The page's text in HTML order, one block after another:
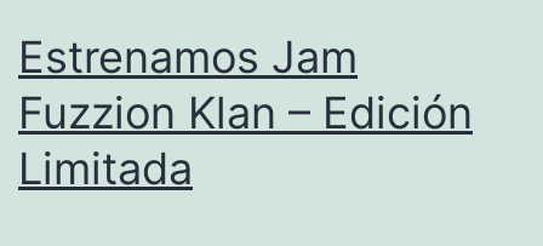
Estrenamos Jam
Fuzzion Klan – Edición
Limitada